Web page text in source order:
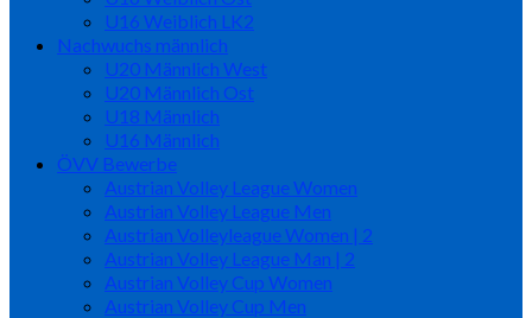
U16 Weiblich LK2
Nachwuchs männlich
U20 Männlich West
U20 Männlich Ost
U18 Männlich
U16 Männlich
ÖVV Bewerbe
Austrian Volley League Women
Austrian Volley League Men
Austrian Volleyleague Women | 2
Austrian Volley League Man | 2
Austrian Volley Cup Women
Austrian Volley Cup Men